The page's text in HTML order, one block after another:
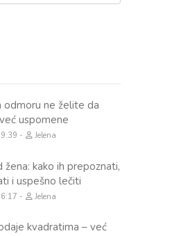
odmoru ne želite da
uspomene
Jelena
žena: kako ih prepoznati,
i uspešno lečiti
Jelena
kvadratima – već